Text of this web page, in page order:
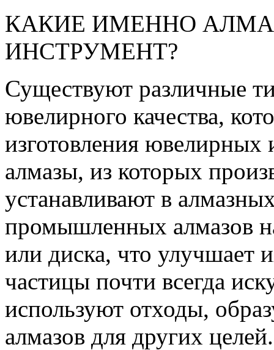
КАКИЕ ИМЕННО
ИНСТРУМЕНТ?
Существуют различные
ювелирного качества,
изготовления
алмазы, из которых
устанавливают в
промышленных алмазов
или диска, что улучшает
частицы почти всегда
используют отходы,
алмазов для других целей.